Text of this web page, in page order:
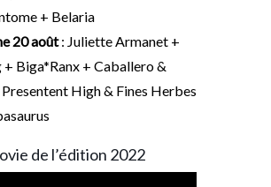
+ Belaria
20 août: Juliette Armanet +
+ Biga*Ranx + Caballero &
Presentent High & Fines Herbes
de l’édition 2022